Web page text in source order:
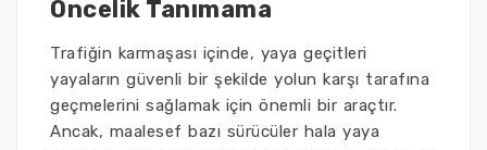
Öncelik Tanımama
Trafiğin karmaşası içinde, yaya geçitleri
yayaların güvenli bir şekilde yolun karşı tarafına
geçmelerini sağlamak için önemli bir araçtır.
Ancak, maalesef bazı sürücüler hala yaya